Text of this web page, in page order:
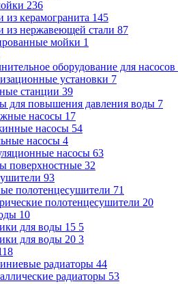
236
керамогранита 145
из нержавеющей стали 87
мойки 1
оборудование для насосов
установки 7
станции 39
для повышения давления воды 7
насосы 17
насосы 54
насосы 4
насосы 63
поверхностные 32
93
полотенцесушители 71
полотенцесушители 20
10
для воды 15 5
для воды 20 3
радиаторы 44
радиаторы 53